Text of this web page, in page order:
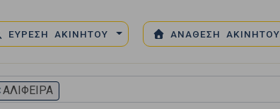
ΕΥΡΕΣΗ ΑΚΙΝΗΤΟΥ ΑΝΑΘΕΣΗ ΑΚΙΝΗΤΟΥ
ΑΛΙΦΕΙΡΑ